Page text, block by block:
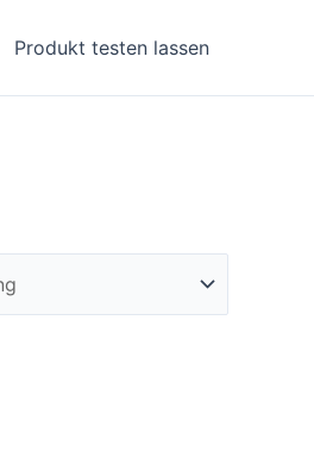
Produkt testen lassen